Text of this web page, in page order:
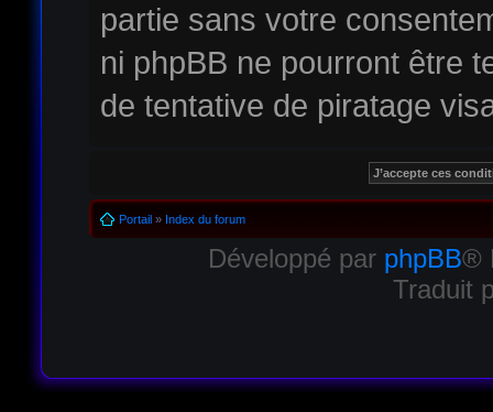
partie sans votre
ni phpBB ne pourront être
de tentative de piratage
Portail» Index du forum
Développé par phpBB®
Traduit